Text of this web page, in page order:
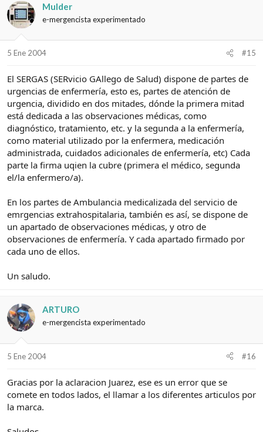
Mulder
e-mergencista experimentado
5 Ene 2004 #15
El SERGAS (SERvicio GAllego de Salud) dispone de partes de
urgencias de enfermería, esto es, partes de atención de
urgencia, dividido en dos mitades, dónde la primera mitad
está dedicada a las observaciones médicas, como
diagnóstico, tratamiento, etc. y la segunda a la enfermería,
como material utilizado por la enfermera, medicación
administrada, cuidados adicionales de enfermería, etc) Cada
parte la firma uqien la cubre (primera el médico, segunda
el/la enfermero/a).
En los partes de Ambulancia medicalizada del servicio de
emrgencias extrahospitalaria, también es así, se dispone de
un apartado de observaciones médicas, y otro de
observaciones de enfermería. Y cada apartado firmado por
cada uno de ellos.
Un saludo.
ARTURO
e-mergencista experimentado
5 Ene 2004 #16
Gracias por la aclaracion Juarez, ese es un error que se
comete en todos lados, el llamar a los diferentes articulos por
la marca.